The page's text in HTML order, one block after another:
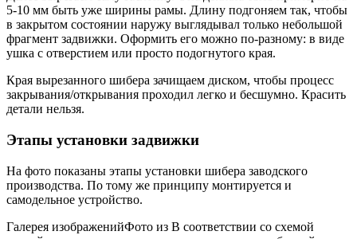
5-10 мм быть уже ширины рамы. Длину подгоняем так, чтобы
в закрытом состоянии наружу выглядывал только небольшой
фрагмент задвижки. Оформить его можно по-разному: в виде
ушка с отверстием или просто подогнутого края.
Края вырезанного шибера зачищаем диском, чтобы процесс
закрывания/открывания проходил легко и бесшумно. Красить
детали нельзя.
Этапы установки задвижки
На фото показаны этапы установки шибера заводского
производства. По тому же принципу монтируется и
самодельное устройство.
Галерея изображенийФото из В соответствии со схемой